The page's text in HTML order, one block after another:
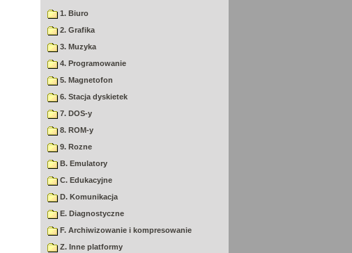
1. Biuro
2. Grafika
3. Muzyka
4. Programowanie
5. Magnetofon
6. Stacja dyskietek
7. DOS-y
8. ROM-y
9. Rozne
B. Emulatory
C. Edukacyjne
D. Komunikacja
E. Diagnostyczne
F. Archiwizowanie i kompresowanie
Z. Inne platformy